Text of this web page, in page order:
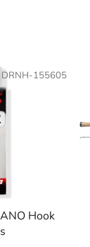
Hook
DRNH-155605